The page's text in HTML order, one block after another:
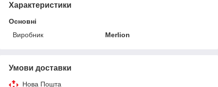
Характеристики
Основні
Виробник
Merlion
Умови доставки
Нова Пошта